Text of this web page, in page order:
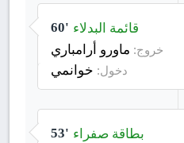
60' قائمة البدلاء
خروج: ماورو أرامباري
دخول: خوانمي
53' بطاقة صفراء